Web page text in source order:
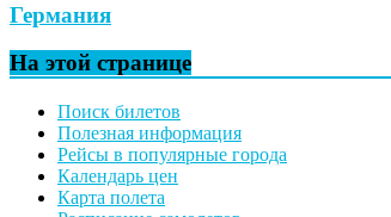
Германия
На этой странице
Поиск билетов
Полезная информация
Рейсы в популярные города
Календарь цен
Карта полета